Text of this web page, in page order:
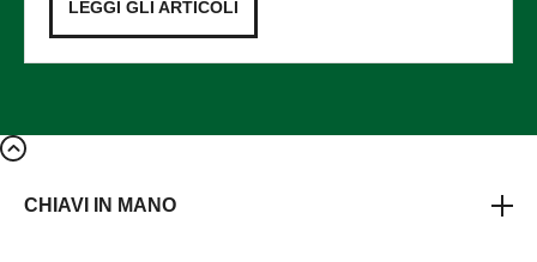
LEGGI GLI ARTICOLI
CHIAVI IN MANO